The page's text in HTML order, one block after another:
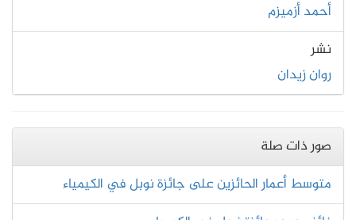
أحمد أزميزم
نشر
روان زيدان
صور ذات صلة
متوسط أعمار الحائزين على جائزة نوبل في الكيمياء